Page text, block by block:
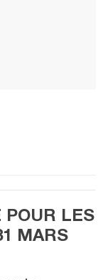
POUR LES
MARS